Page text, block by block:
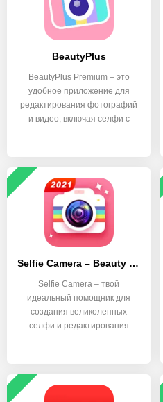
BeautyPlus
BeautyPlus Premium – это
удобное приложение для
редактирования фотографий
и видео, включая селфи с
Selfie Camera – Beauty Camera & Photo Editor
Selfie Camera – твой
идеальный помощник для
создания великолепных
селфи и редактирования